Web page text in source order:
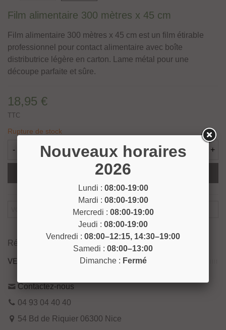
Film alimentaire 300 mètres x 45 cm
Film alimentaire 300 mètres x 45 cm est un film étirable
professionnel pour contact alimentaire avec boîte
distributrice légère en carton. Lame métal pour une
découpe parfaite et sûre.
18,95 €
TTC
Rupture de stock
- +
Ajouter Au Panier
Prévenez-Moi Lorsque Le Produit Est Disponible
Référence:
VENEZ NOUS RENCONTRER !
Contactez-nous
04 93 04 40 40
54 Bd de Riquier 06300 Nice
Nouveaux horaires
2026
Lundi : 08:00-19:00
Mardi : 08:00-19:00
Mercredi : 08:00-19:00
Jeudi : 08:00-19:00
Vendredi : 08:00–12:15, 14:30–19:00
Samedi : 08:00–13:00
Dimanche : Fermé